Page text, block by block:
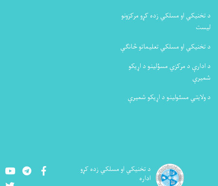
د تخنیکي او مسلکي زده کړو مرکزونو
لیست
د تخنیکي او مسلکي تعلیماتو څانګې
د ادارې د مرکزي مسؤلینو د اړیکو
شمیرې
د ولایتي مسئولینو د اړیکو شمیرې
د تخنيکي او مسلکي زده کړو
اداره
YoutubeLinkedIn